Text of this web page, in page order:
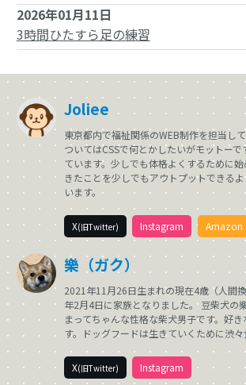
2026年01月11日
3時間ひたすら足の練習
Joliee
東京都内で福祉関係のWEB制作を担当し
ついてはCSSで何とかしたいがモットー
ています。少しでも体格よくするために
きたことを少しでもアウトプットできる
います。
X(旧Twitter) Instagram Amazon
樂（ガク）
2021年11月26日生まれの現在4歳（人間
年2月4日に家族となりました。 豆柴犬の
まってちゃんな性格な柴犬男子です。好
す。ドッグフードは生きていくために渋
X(旧Twitter) Instagram